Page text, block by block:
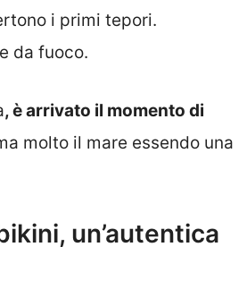
i primi tepori.
da fuoco.
, è arrivato il momento di
molto il mare essendo una
un’autentica